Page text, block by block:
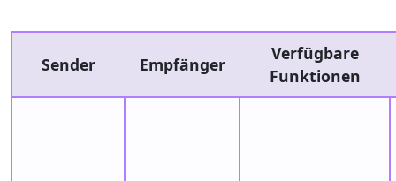
Sender Empfänger
Verfügbare
Funktionen